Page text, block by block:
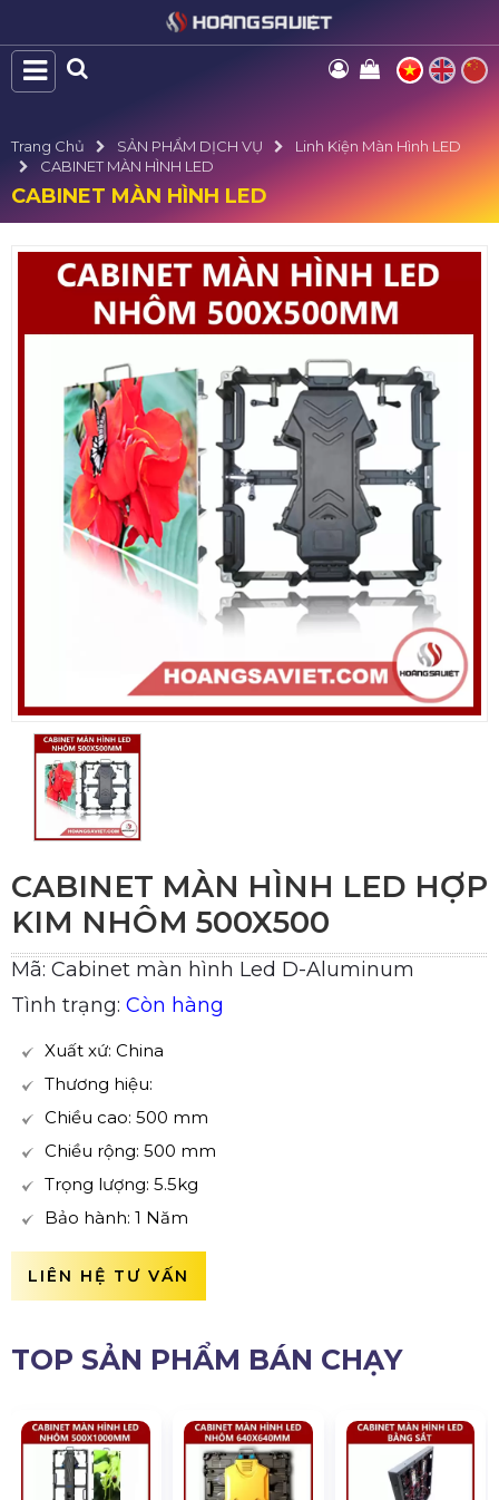
Trang Chủ SẢN PHẨM DỊCH VỤ
Linh Kiện Màn Hình LED
CABINET MÀN HÌNH LED
CABINET MÀN HÌNH LED
CABINET MÀN HÌNH LED HỢP
KIM NHÔM 500X500
Mã: Cabinet màn hình Led D-Aluminum
Tình trạng: Còn hàng
Xuất xứ: China
Thương hiệu:
Chiều cao: 500 mm
Chiều rộng: 500 mm
Trọng lượng: 5.5kg
Bảo hành: 1 Năm
LIÊN HỆ TƯ VẤN
TOP SẢN PHẨM BÁN CHẠY